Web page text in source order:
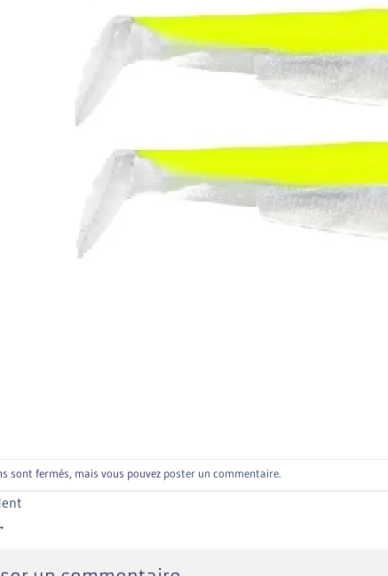
sont fermés, mais vous pouvez poster un commentaire.